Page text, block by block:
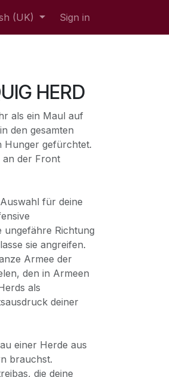
(UK) Sign in
HERD
als ein Maul auf
den gesamten
Hunger gefürchtet.
an der Front
für deine
ungefähre Richtung
sie angreifen.
Armee der
den in Armeen
als
deiner
einer Herde aus
brauchst.
die deine